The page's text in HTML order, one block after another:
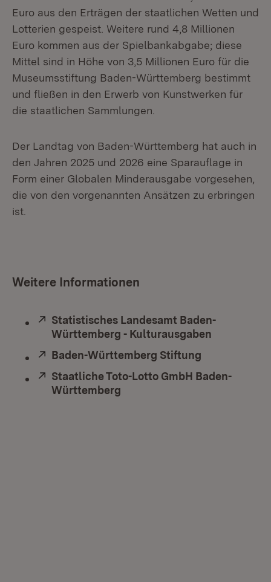
Euro aus den Erträgen der staatlichen Wetten und
Lotterien gespeist. Weitere rund 4,8 Millionen
Euro kommen aus der Spielbankabgabe; diese
Mittel sind in Höhe von 3,5 Millionen Euro für die
Museumsstiftung Baden-Württemberg bestimmt
und fließen in den Erwerb von Kunstwerken für
die staatlichen Sammlungen.
Der Landtag von Baden-Württemberg hat auch in
den Jahren 2025 und 2026 eine Sparauflage in
Form einer Globalen Minderausgabe vorgesehen,
die von den vorgenannten Ansätzen zu erbringen
ist.
Weitere Informationen
Extern:
Statistisches Landesamt Baden-
Württemberg - Kulturausgaben
Extern:
Baden-Württemberg Stiftung
Extern:
Staatliche Toto-Lotto GmbH Baden-
Württemberg